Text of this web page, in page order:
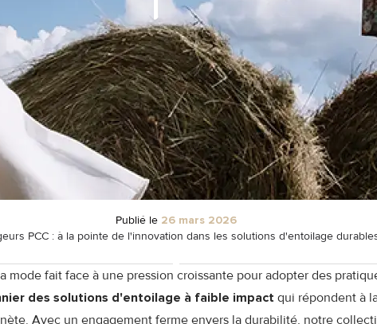
Publié le 26 mars 2026
PCC : à la pointe de l'innovation dans les solutions d'entoilage
mode fait face à une pression croissante pour adopter des
des solutions d'entoilage à faible impactqui répondent à
Avec un engagement ferme envers la durabilité, notre